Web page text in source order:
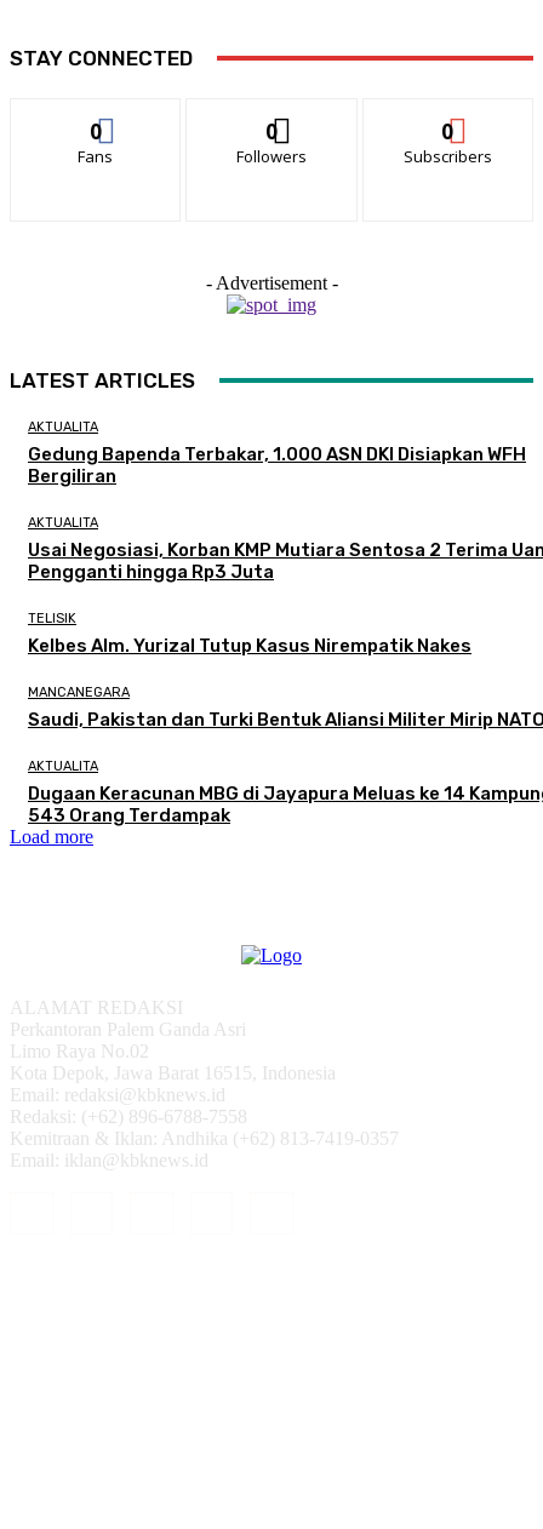
STAY CONNECTED
0
Fans
0
Followers
0
Subscribers
- Advertisement -
LATEST ARTICLES
AKTUALITA
Gedung Bapenda Terbakar, 1.000 ASN DKI Disiapkan WFH
Bergiliran
AKTUALITA
Usai Negosiasi, Korban KMP Mutiara Sentosa 2 Terima
Pengganti hingga Rp3 Juta
TELISIK
Kelbes Alm. Yurizal Tutup Kasus Nirempatik Nakes
MANCANEGARA
Saudi, Pakistan dan Turki Bentuk Aliansi Militer Mirip
AKTUALITA
Dugaan Keracunan MBG di Jayapura Meluas ke 14
543 Orang Terdampak
Load more
ALAMAT REDAKSI
Perkantoran Palem Ganda Asri
Limo Raya No.02
Kota Depok, Jawa Barat 16515, Indonesia
Email: redaksi@kbknews.id
Redaksi: (+62) 896-6788-7558
Kemitraan & Iklan: Andhika (+62) 813-7419-0357
Email: iklan@kbknews.id